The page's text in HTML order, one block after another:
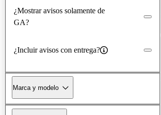
¿Mostrar avisos solamente de
GA?
¿Incluir avisos con entrega?
Marca y modelo